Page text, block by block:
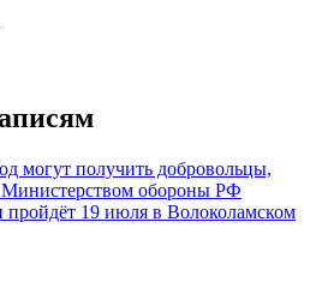
могут получить добровольцы,
Министерством обороны РФ
19 июля в Волоколамском